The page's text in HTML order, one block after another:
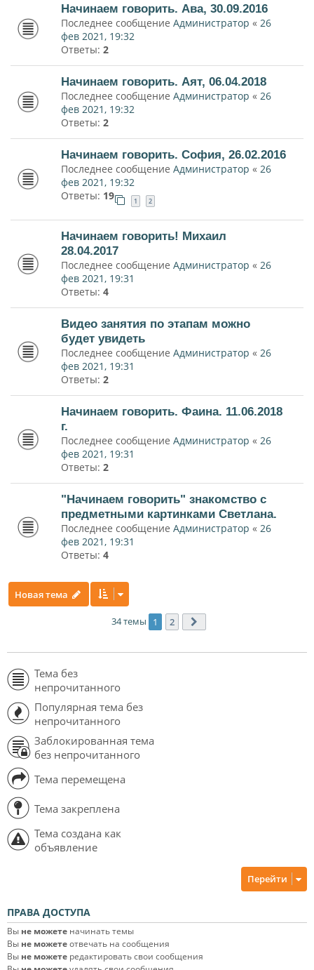
Начинаем говорить. Ава, 30.09.2016
Последнее сообщение Администратор « 26
фев 2021, 19:32
Ответы: 2
Начинаем говорить. Аят, 06.04.2018
Последнее сообщение Администратор « 26
фев 2021, 19:32
Ответы: 2
Начинаем говорить. София, 26.02.2016
Последнее сообщение Администратор « 26
фев 2021, 19:32
Ответы: 19 1 2
Начинаем говорить! Михаил
28.04.2017
Последнее сообщение Администратор « 26
фев 2021, 19:31
Ответы: 4
Видео занятия по этапам можно
будет увидеть
Последнее сообщение Администратор « 26
фев 2021, 19:31
Ответы: 2
Начинаем говорить. Фаина. 11.06.2018
г.
Последнее сообщение Администратор « 26
фев 2021, 19:31
Ответы: 2
"Начинаем говорить" знакомство с
предметными картинками Светлана.
Последнее сообщение Администратор « 26
фев 2021, 19:31
Ответы: 4
Новая тема
34 темы 1 2
Тема без
непрочитанного
Популярная тема без
непрочитанного
Заблокированная тема
без непрочитанного
Тема перемещена
Тема закреплена
Тема создана как
объявление
Перейти
ПРАВА ДОСТУПА
Вы не можете начинать темы
Вы не можетеотвечать на сообщения
Вы не можете редактировать свои сообщения